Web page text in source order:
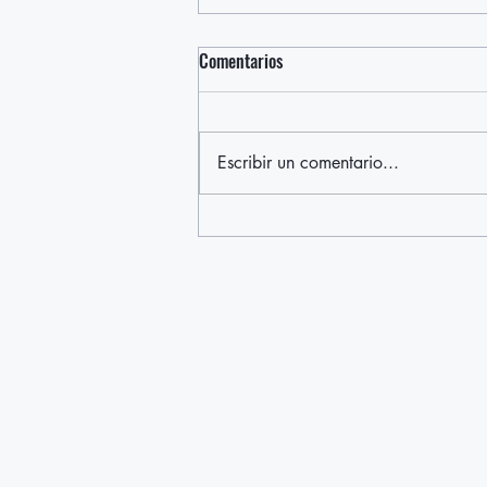
FUENTEOVEJUNA: East End OLA +
Comentarios
Escribir un comentario...